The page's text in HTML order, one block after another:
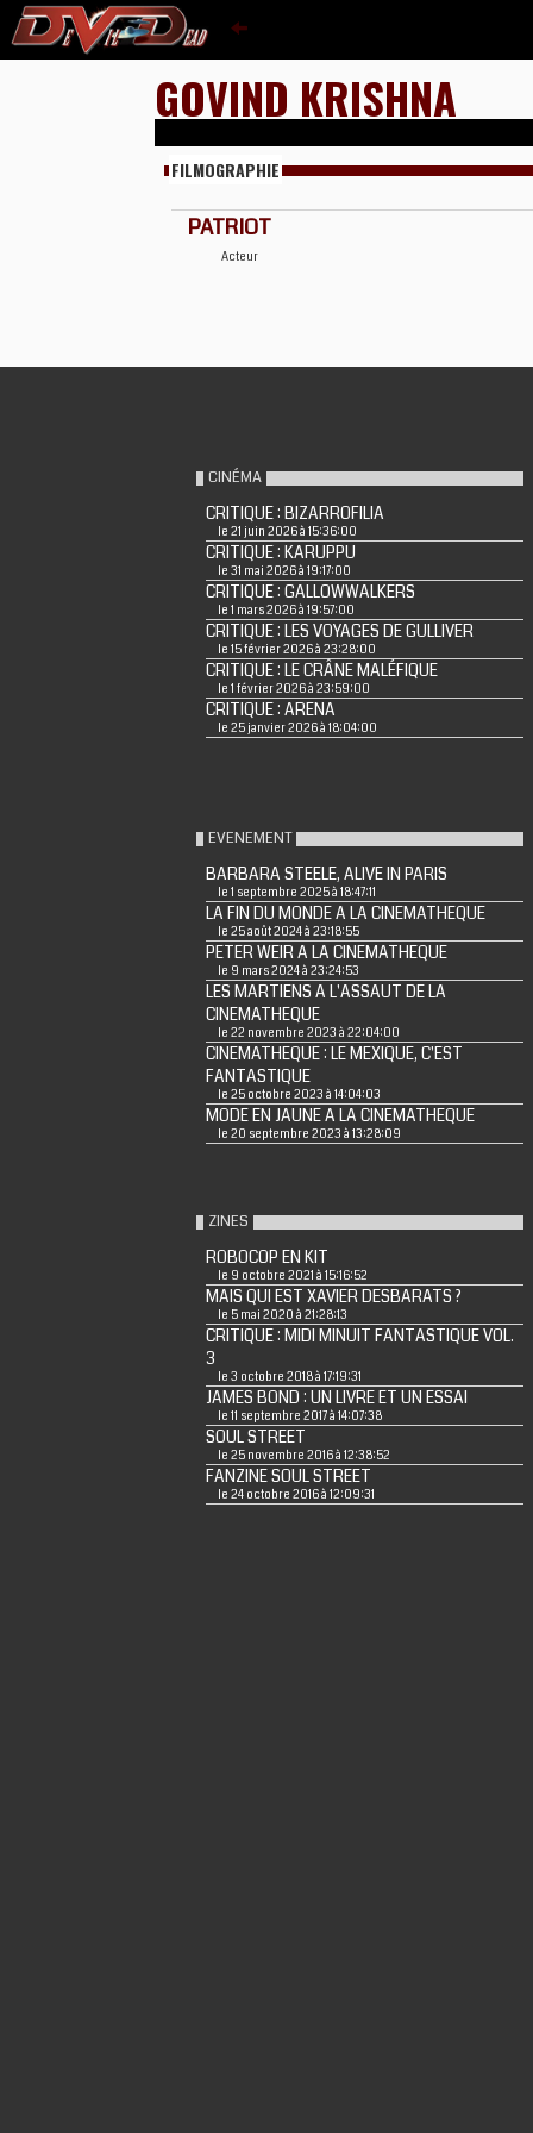
GOVIND KRISHNA
FILMOGRAPHIE
PATRIOT
Acteur
CINÉMA
CRITIQUE : BIZARROFILIA
le 21 juin 2026 à 15:36:00
CRITIQUE : KARUPPU
le 31 mai 2026 à 19:17:00
CRITIQUE : GALLOWWALKERS
le 1 mars 2026 à 19:57:00
CRITIQUE : LES VOYAGES DE GULLIVER
le 15 février 2026 à 23:28:00
CRITIQUE : LE CRÂNE MALÉFIQUE
le 1 février 2026 à 23:59:00
CRITIQUE : ARENA
le 25 janvier 2026 à 18:04:00
EVENEMENT
BARBARA STEELE, ALIVE IN PARIS
le 1 septembre 2025 à 18:47:11
LA FIN DU MONDE A LA CINEMATHEQUE
le 25 août 2024 à 23:18:55
PETER WEIR A LA CINEMATHEQUE
le 9 mars 2024 à 23:24:53
LES MARTIENS A L'ASSAUT DE LA
CINEMATHEQUE
le 22 novembre 2023 à 22:04:00
CINEMATHEQUE : LE MEXIQUE, C'EST
FANTASTIQUE
le 25 octobre 2023 à 14:04:03
MODE EN JAUNE A LA CINEMATHEQUE
le 20 septembre 2023 à 13:28:09
ZINES
ROBOCOP EN KIT
le 9 octobre 2021 à 15:16:52
MAIS QUI EST XAVIER DESBARATS ?
le 5 mai 2020 à 21:28:13
CRITIQUE : MIDI MINUIT FANTASTIQUE VOL.
3
le 3 octobre 2018 à 17:19:31
JAMES BOND : UN LIVRE ET UN ESSAI
le 11 septembre 2017 à 14:07:38
SOUL STREET
le 25 novembre 2016 à 12:38:52
FANZINE SOUL STREET
le 24 octobre 2016 à 12:09:31